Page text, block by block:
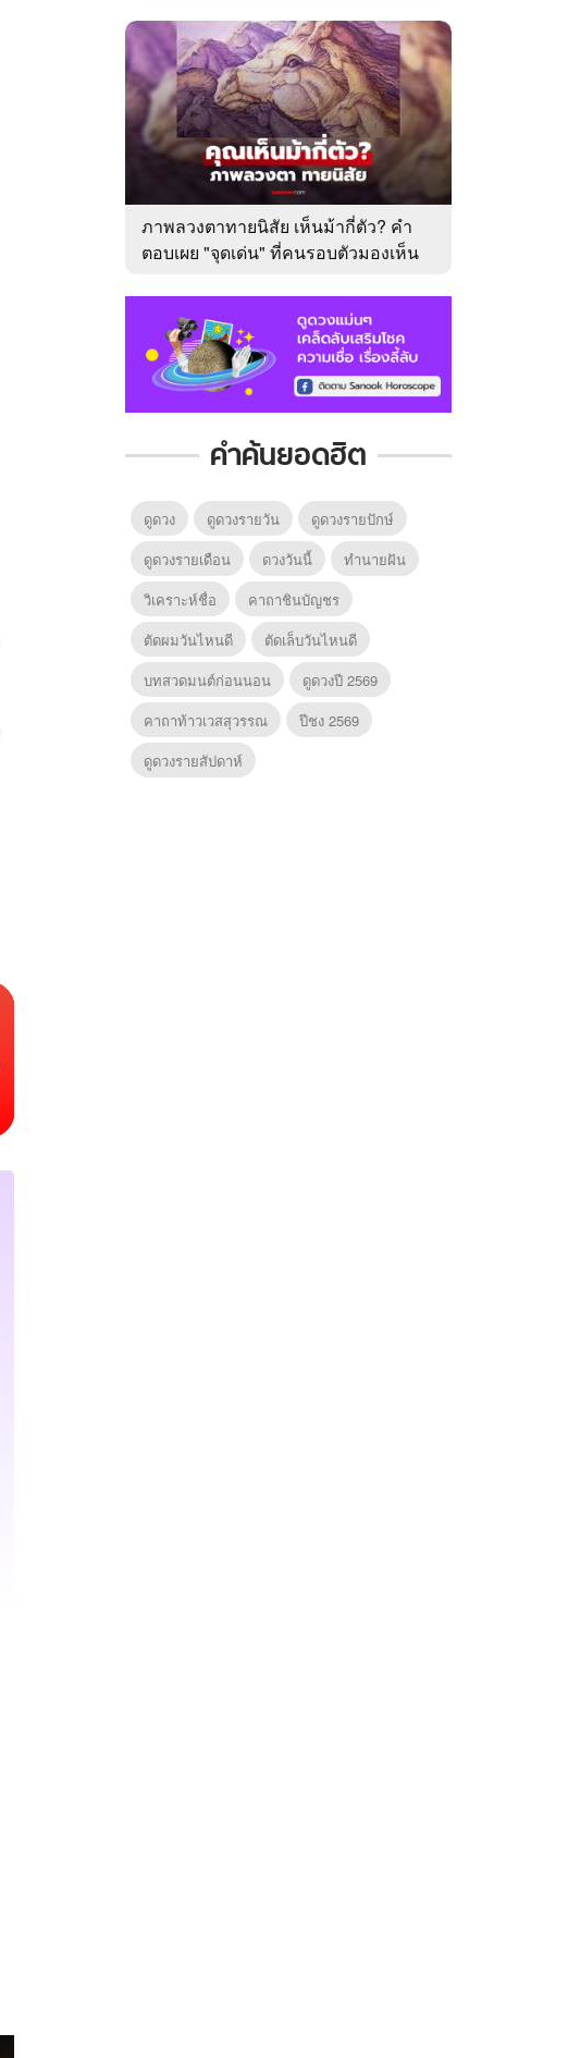
ภาพลวงตาทายนิสัย เห็นม้ากี่ตัว? คำ
ตอบเผย "จุดเด่น" ที่คนรอบตัวมองเห็น
คำค้นยอดฮิต
ดูดวง ดูดวงรายวัน
ดูดวงรายปักษ์
ดูดวงรายเดือน
ดวงวันนี้
ทํานายฝัน
วิเคราะห์ชื่อ
คาถาชินบัญชร
ตัดผมวันไหนดี
ตัดเล็บวันไหนดี
บทสวดมนต์ก่อนนอน
ดูดวงปี 2569
คาถาท้าวเวสสุวรรณ
ปีชง 2569
ดูดวงรายสัปดาห์